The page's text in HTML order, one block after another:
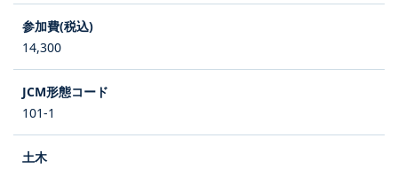
14,300
101-1